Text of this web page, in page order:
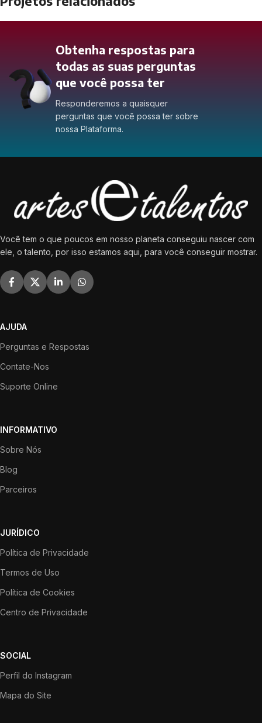
Furniture
Netus eu mollis hac dignis
Obtenha respostas para
todas as suas perguntas
que você possa ter
Responderemos a quaisquer
perguntas que você possa ter sobre
nossa Plataforma.
Você tem o que poucos em nosso planeta conseguiu nascer com
ele, o talento, por isso estamos aqui, para você conseguir mostrar.
AJUDA
Perguntas e Respostas
Contate-Nos
Suporte Online
INFORMATIVO
Sobre Nós
Blog
Parceiros
JURÍDICO
Política de Privacidade
Termos de Uso
Política de Cookies
Centro de Privacidade
SOCIAL
Perfil do Instagram
Mapa do Site